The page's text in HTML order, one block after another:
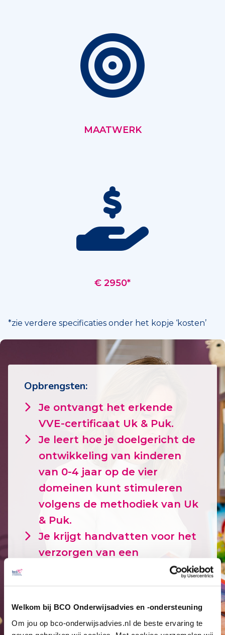
Welkom bij BCO Onderwijsadvies en -ondersteuning
Om jou op bco-onderwijsadvies.nl de beste ervaring te
MAATWERK
€ 2950*
*zie verdere specificaties onder het kopje ‘kosten’
Opbrengsten:
Je ontvangt het erkende
VVE-certificaat Uk & Puk.
Je leert hoe je doelgericht de
ontwikkeling van kinderen
van 0-4 jaar op de vier
domeinen kunt stimuleren
volgens de methodiek van Uk
& Puk.
Je krijgt handvatten voor het
verzorgen van een
beredeneerd aanbod in je
peutergroep aan de hand van